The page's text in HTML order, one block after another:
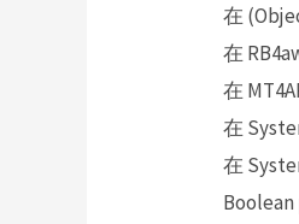
在
在
在
在
在